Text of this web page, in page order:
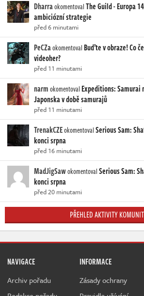
DharraokomentovalThe Guild - Europa
ambiciózní strategie
před 6 minutami
PeCZaokomentoval Buďte v obraze! Co
videoher?
před 11 minutami
narmokomentoval Expeditions: Samurai
Japonska v době samurajů
před 11 minutami
TrenakCZEokomentovalSerious Sam:
konci srpna
před 16 minutami
MadJigSawokomentovalSerious Sam:
konci srpna
před 20 minutami
PŘEHLED AKTIVITY
NAVIGACE
Archiv pořadu
INFORMACE
Zásady ochrany